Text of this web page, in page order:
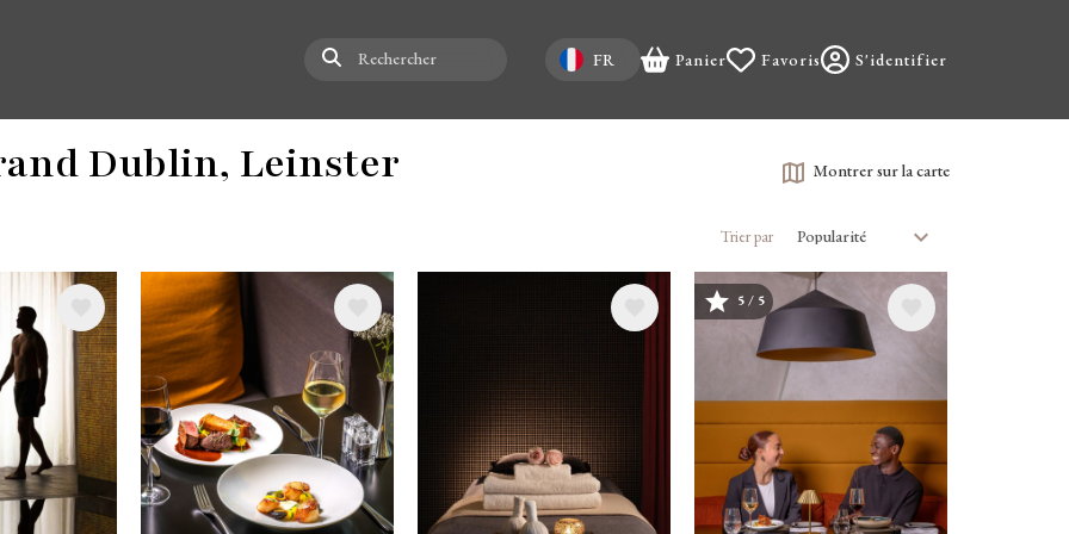
Rechercher Select your language
FR Panier Favoris S'identifier
Dublin, Leinster Montrer sur la carte
Trier par
Image Image
5 / 5